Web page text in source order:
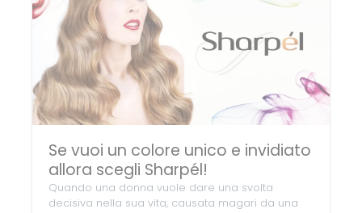
Se vuoi un colore unico e invidiato
allora scegli Sharpél!
Quando una donna vuole dare una svolta
decisiva nella sua vita, causata magari da una